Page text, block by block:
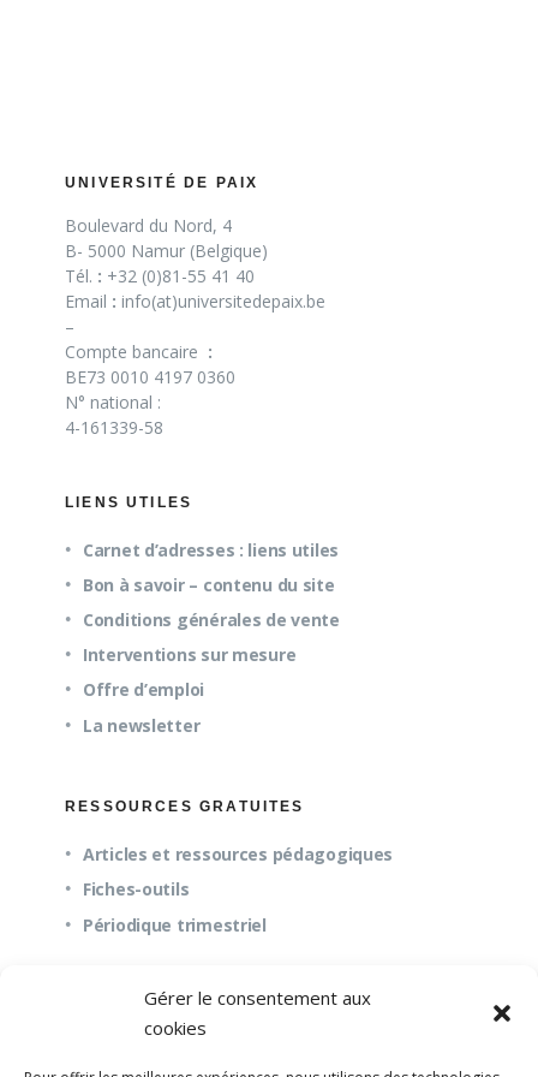
Gérer le consentement aux
cookies
UNIVERSITÉ DE PAIX
Boulevard du Nord, 4
B- 5000 Namur (Belgique)
Tél. : +32 (0)81-55 41 40
Email : info(at)universitedepaix.be
–
Compte bancaire :
BE73 0010 4197 0360
N° national :
4-161339-58
LIENS UTILES
Carnet d’adresses : liens utiles
Bon à savoir – contenu du site
Conditions générales de vente
Interventions sur mesure
Offre d’emploi
La newsletter
RESSOURCES GRATUITES
Articles et ressources pédagogiques
Fiches-outils
Périodique trimestriel
QUESTIONS FRÉQUENTES